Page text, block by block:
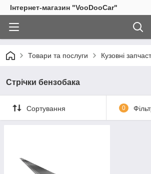
Інтернет-магазин "VooDooCar"
Товари та послуги Кузовні
Стрічки бензобака
Сортування 0